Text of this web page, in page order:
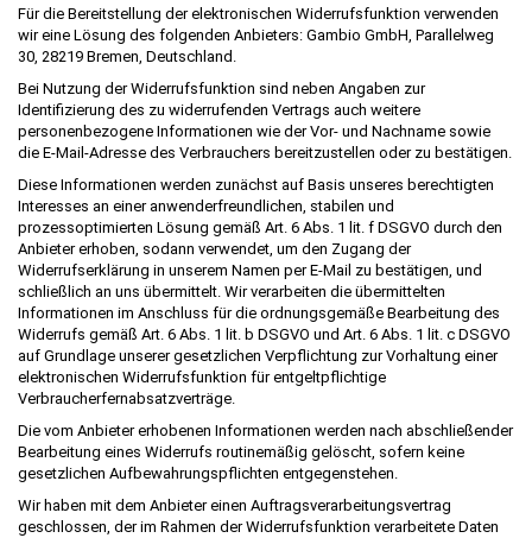
Für die Bereitstellung der elektronischen Widerrufsfunktion verwenden
wir eine Lösung des folgenden Anbieters: Gambio GmbH, Parallelweg
30, 28219 Bremen, Deutschland.
Bei Nutzung der Widerrufsfunktion sind neben Angaben zur
Identifizierung des zu widerrufenden Vertrags auch weitere
personenbezogene Informationen wie der Vor- und Nachname sowie
die E-Mail-Adresse des Verbrauchers bereitzustellen oder zu bestätigen.
Diese Informationen werden zunächst auf Basis unseres berechtigten
Interesses an einer anwenderfreundlichen, stabilen und
prozessoptimierten Lösung gemäß Art. 6 Abs. 1 lit. f DSGVO durch den
Anbieter erhoben, sodann verwendet, um den Zugang der
Widerrufserklärung in unserem Namen per E-Mail zu bestätigen, und
schließlich an uns übermittelt. Wir verarbeiten die übermittelten
Informationen im Anschluss für die ordnungsgemäße Bearbeitung des
Widerrufs gemäß Art. 6 Abs. 1 lit. b DSGVO und Art. 6 Abs. 1 lit. c DSGVO
auf Grundlage unserer gesetzlichen Verpflichtung zur Vorhaltung einer
elektronischen Widerrufsfunktion für entgeltpflichtige
Verbraucherfernabsatzverträge.
Die vom Anbieter erhobenen Informationen werden nach abschließender
Bearbeitung eines Widerrufs routinemäßig gelöscht, sofern keine
gesetzlichen Aufbewahrungspflichten entgegenstehen.
Wir haben mit dem Anbieter einen Auftragsverarbeitungsvertrag
geschlossen, der im Rahmen der Widerrufsfunktion verarbeitete Daten